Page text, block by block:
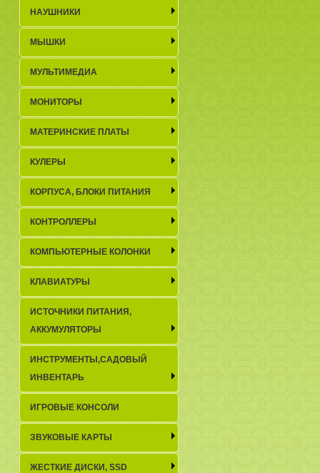
НАУШНИКИ
МЫШКИ
МУЛЬТИМЕДИА
МОНИТОРЫ
МАТЕРИНСКИЕ ПЛАТЫ
КУЛЕРЫ
КОРПУСА, БЛОКИ ПИТАНИЯ
КОНТРОЛЛЕРЫ
КОМПЬЮТЕРНЫЕ КОЛОНКИ
КЛАВИАТУРЫ
ИСТОЧНИКИ ПИТАНИЯ,
АККУМУЛЯТОРЫ
ИНСТРУМЕНТЫ,САДОВЫЙ
ИНВЕНТАРЬ
ИГРОВЫЕ КОНСОЛИ
ЗВУКОВЫЕ КАРТЫ
ЖЕСТКИЕ ДИСКИ, SSD